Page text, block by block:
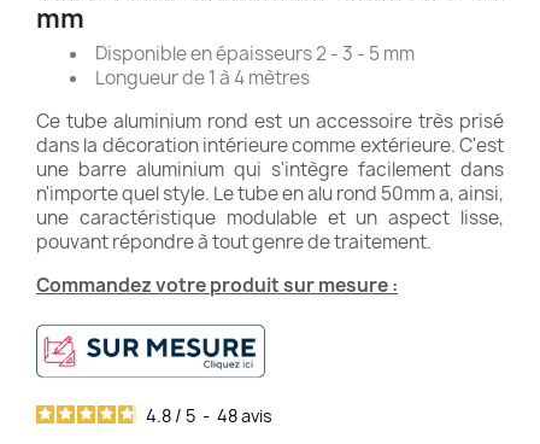
mm
Disponible en épaisseurs 2 - 3 - 5 mm
Longueur de 1 à 4 mètres
Ce tube aluminium rond est un accessoire très prisé
dans la décoration intérieure comme extérieure. C'est
une barre aluminium qui s'intègre facilement dans
n'importe quel style. Le tube en alu rond 50mm a, ainsi,
une caractéristique modulable et un aspect lisse,
pouvant répondre à tout genre de traitement.
Commandez votre produit sur mesure :
4.8 / 5 - 48avis